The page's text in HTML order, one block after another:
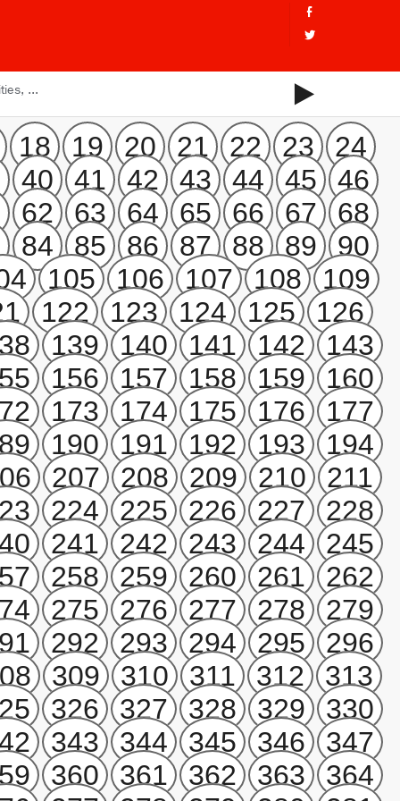
18 19 20 21 22 23
24
40 41 42 43 44 45
46
62 63 64 65 66 67
68
84 85 86 87 88 89
90
105 106 107 108
109
122 123 124 125
126
139 140 141 142
143
156 157 158 159
160
173 174 175 176
177
190 191 192 193
194
207 208 209 210
211
224 225 226 227
228
241 242 243 244
245
258 259 260 261
262
275 276 277 278
279
292 293 294 295
296
309 310 311 312
313
326 327 328 329
330
343 344 345 346
347
360 361 362 363
364